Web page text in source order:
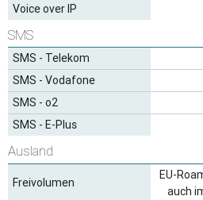
Voice over IP
SMS
SMS - Telekom
SMS - Vodafone
SMS - o2
SMS - E-Plus
Ausland
Freivolumen
EU-
auch